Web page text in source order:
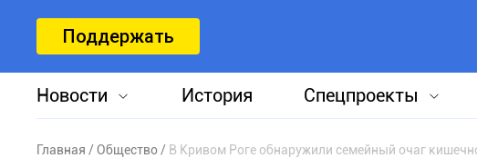
Поддержать
Новости История Спецпроекты
Главная Общество В Кривом Роге обнаружили семейный очаг